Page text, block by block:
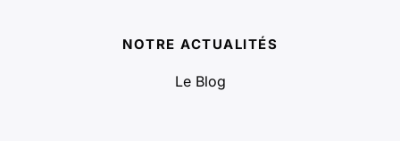
NOTRE ACTUALITÉS
Le Blog